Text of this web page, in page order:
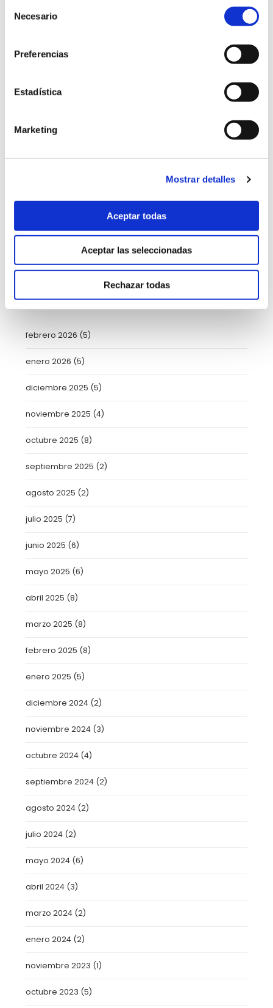
política de cookies
Necesario
Preferencias
Estadística
Marketing
Mostrar detalles
Aceptar todas
Aceptar las seleccionadas
Rechazar todas
Salud(7)
Tratamientos
Uncategorized(2)
Video-consejos nutricionales(15)
Vídeos(21)
ARCHIVO
febrero 2026 (5)
enero 2026 (5)
diciembre 2025 (5)
noviembre 2025 (4)
octubre 2025 (8)
septiembre 2025 (2)
agosto 2025 (2)
julio 2025 (7)
junio 2025 (6)
mayo 2025 (6)
abril 2025 (8)
marzo 2025 (8)
febrero 2025 (8)
enero 2025 (5)
diciembre 2024 (2)
noviembre 2024 (3)
octubre 2024 (4)
septiembre 2024 (2)
agosto 2024 (2)
julio 2024 (2)
mayo 2024 (6)
abril 2024 (3)
marzo 2024 (2)
enero 2024 (2)
noviembre 2023 (1)
octubre 2023 (5)